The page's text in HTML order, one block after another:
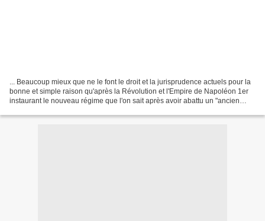
... Beaucoup mieux que ne le font le droit et la jurisprudence actuels pour la
bonne et simple raison qu'après la Révolution et l'Empire de Napoléon 1er
instaurant le nouveau régime que l'on sait après avoir abattu un "ancien